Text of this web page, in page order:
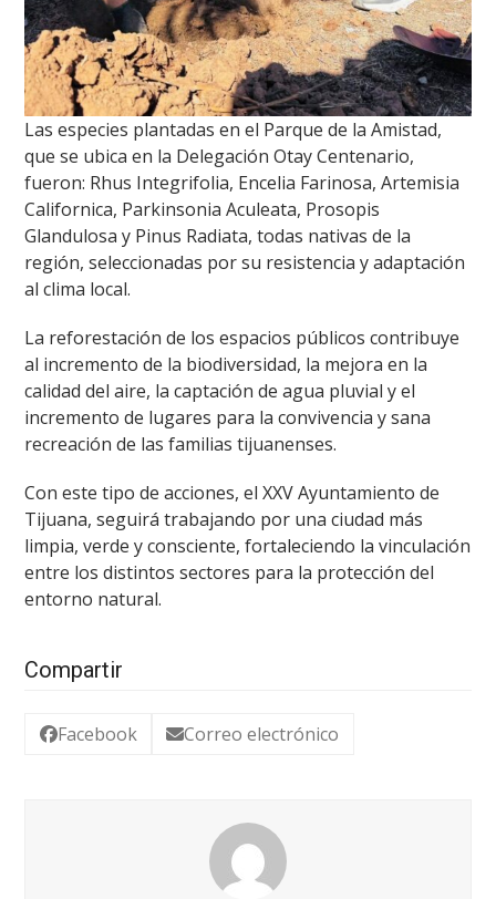
Las especies plantadas en el Parque de la Amistad,
que se ubica en la Delegación Otay Centenario,
fueron: Rhus Integrifolia, Encelia Farinosa, Artemisia
Californica, Parkinsonia Aculeata, Prosopis
Glandulosa y Pinus Radiata, todas nativas de la
región, seleccionadas por su resistencia y adaptación
al clima local.
La reforestación de los espacios públicos contribuye
al incremento de la biodiversidad, la mejora en la
calidad del aire, la captación de agua pluvial y el
incremento de lugares para la convivencia y sana
recreación de las familias tijuanenses.
Con este tipo de acciones, el XXV Ayuntamiento de
Tijuana, seguirá trabajando por una ciudad más
limpia, verde y consciente, fortaleciendo la vinculación
entre los distintos sectores para la protección del
entorno natural.
Compartir
Facebook Correo electrónico